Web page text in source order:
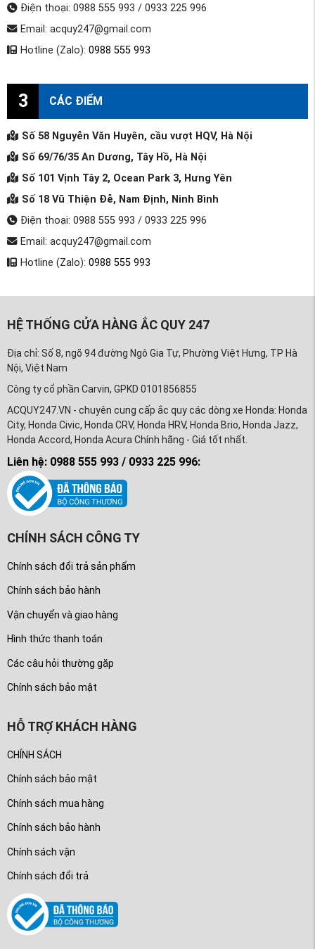
Điện thoại: 0988 555 993 / 0933 225 996
Email: acquy247@gmail.com
Hotline (Zalo): 0988 555 993
3 CÁC ĐIỂM
Số 58 Nguyễn Văn Huyên, cầu vượt HQV, Hà Nội
Số 69/76/35 An Dương, Tây Hồ, Hà Nội
Số 101 Vịnh Tây 2, Ocean Park 3, Hưng Yên
Số 18 Vũ Thiện Đễ, Nam Định, Ninh Bình
Điện thoại: 0988 555 993 / 0933 225 996
Email: acquy247@gmail.com
Hotline (Zalo): 0988 555 993
HỆ THỐNG CỬA HÀNG ẮC QUY 247
Địa chỉ: Số 8, ngõ 94 đường Ngô Gia Tự, Phường Việt Hưng, TP Hà
Nội, Việt Nam
Công ty cổ phần Carvin, GPKD 0101856855
ACQUY247.VN - chuyên cung cấp ắc quy các dòng xe Honda: Honda
City, Honda Civic, Honda CRV, Honda HRV, Honda Brio, Honda Jazz,
Honda Accord, Honda Acura Chính hãng - Giá tốt nhất.
Liên hệ: 0988 555 993 / 0933 225 996:
CHÍNH SÁCH CÔNG TY
Chính sách đổi trả sản phẩm
Chính sách bảo hành
Vận chuyển và giao hàng
Hình thức thanh toán
Các câu hỏi thường gặp
Chính sách bảo mật
HỖ TRỢ KHÁCH HÀNG
CHÍNH SÁCH
Chính sách bảo mật
Chính sách mua hàng
Chính sách bảo hành
Chính sách vận
Chính sách đổi trả